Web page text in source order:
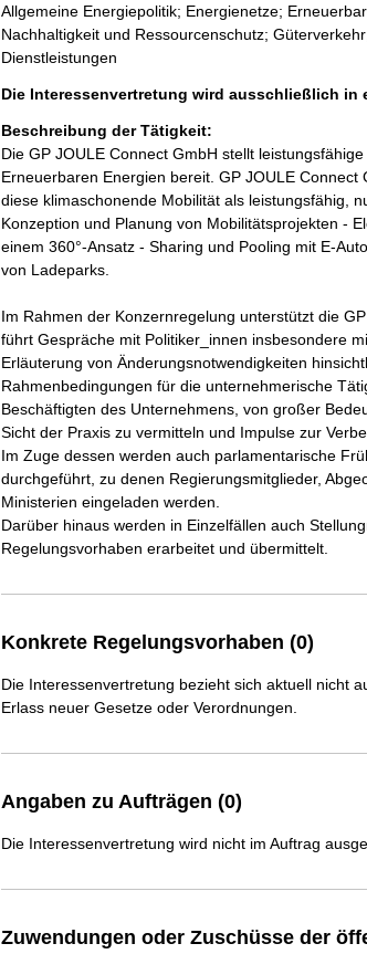
Allgemeine Energiepolitik; Energienetze;
Nachhaltigkeit und Ressourcenschutz;
Dienstleistungen
Die Interessenvertretung wird ausschließlich in
Beschreibung der Tätigkeit:
Die GP JOULE Connect GmbH stellt
Erneuerbaren Energien bereit. GP JOULE
diese klimaschonende Mobilität als leistungsfähig,
Konzeption und Planung von Mobilitätsprojekten -
einem 360°-Ansatz - Sharing und Pooling mit E-
von Ladeparks.
Im Rahmen der Konzernregelung unterstützt die
führt Gespräche mit Politiker_innen insbesondere
Erläuterung von Änderungsnotwendigkeiten
Rahmenbedingungen für die unternehmerische
Beschäftigten des Unternehmens, von großer
Sicht der Praxis zu vermitteln und Impulse zur
Im Zuge dessen werden auch parlamentarische
durchgeführt, zu denen Regierungsmitglieder,
Ministerien eingeladen werden.
Darüber hinaus werden in Einzelfällen auch
Regelungsvorhaben erarbeitet und übermittelt.
Konkrete Regelungsvorhaben (0)
Die Interessenvertretung bezieht sich aktuell nicht
Erlass neuer Gesetze oder Verordnungen.
Angaben zu Aufträgen (0)
Die Interessenvertretung wird nicht im Auftrag
Zuwendungen oder Zuschüsse der